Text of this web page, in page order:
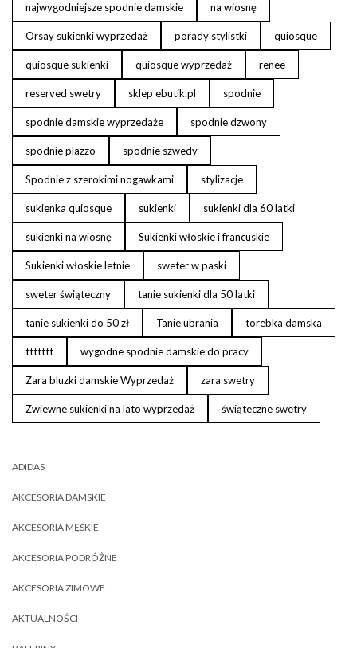
najwygodniejsze spodnie damskie na wiosnę
Orsay sukienki wyprzedaż porady stylistki quiosque
quiosque sukienki quiosque wyprzedaż renee
reserved swetry sklep ebutik.pl spodnie
spodnie damskie wyprzedaże spodnie dzwony
spodnie plazzo spodnie szwedy
Spodnie z szerokimi nogawkami stylizacje
sukienka quiosque sukienki sukienki dla 60 latki
sukienki na wiosnę Sukienki włoskie i francuskie
Sukienki włoskie letnie sweter w paski
sweter świąteczny tanie sukienki dla 50 latki
tanie sukienki do 50 zł Tanie ubrania torebka damska
ttttttt wygodne spodnie damskie do pracy
Zara bluzki damskie Wyprzedaż zara swetry
Zwiewne sukienki na lato wyprzedaż świąteczne swetry
ADIDAS
AKCESORIA DAMSKIE
AKCESORIA MĘSKIE
AKCESORIA PODRÓŻNE
AKCESORIA ZIMOWE
AKTUALNOŚCI